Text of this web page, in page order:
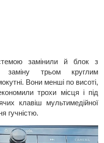
замінили й блок з
трьом круглим
Вони менші по висоті,
трохи місця і під
клавіш мультимедійної
гучністю.